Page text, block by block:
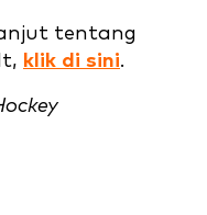
tentang
klik di sini.